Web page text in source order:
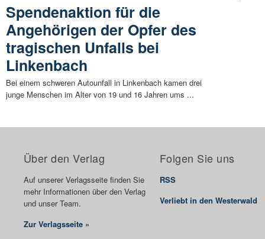
Spendenaktion für die
Angehörigen der Opfer des
tragischen Unfalls bei
Linkenbach
Bei einem schweren Autounfall in Linkenbach kamen drei
junge Menschen im Alter von 19 und 16 Jahren ums ...
Über den Verlag
Auf unserer Verlagsseite finden Sie
mehr Informationen über den Verlag
und unser Team.
Zur Verlagsseite »
Folgen Sie uns
RSS
Verliebt in den Westerwald